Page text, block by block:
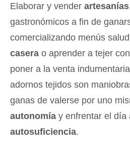
Elaborar y vender artesanías
gastronómicos a fin de
comercializando menús
casera o aprender a tejer
poner a la venta
adornos tejidos son
ganas de valerse por uno
autonomía y enfrentar el día
autosuficiencia.